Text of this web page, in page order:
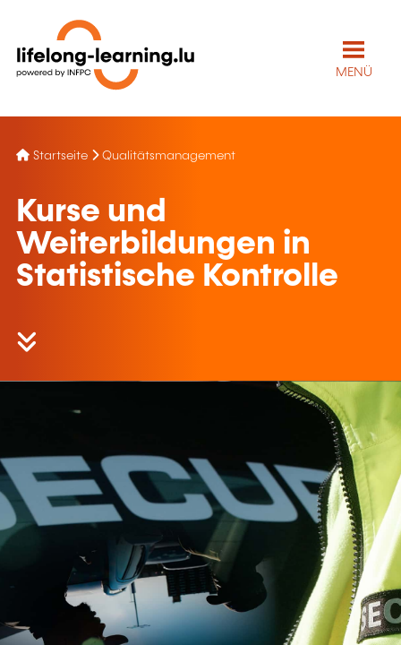
MENÜ
Startseite Qualitätsmanagement
Kurse und
Weiterbildungen in
Statistische Kontrolle